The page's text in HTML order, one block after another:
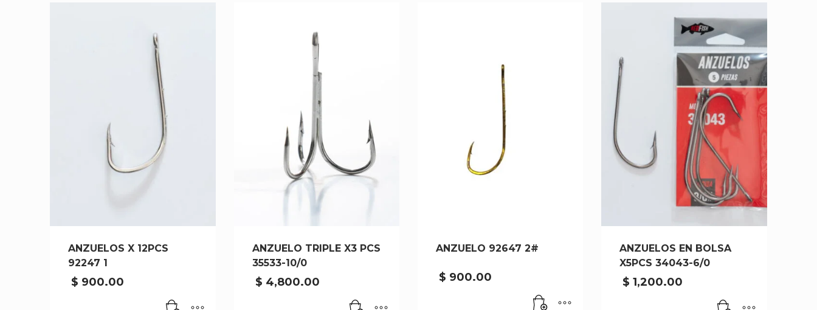
ANZUELOS X 12PCS
92247 1
$ 900.00
ANZUELO TRIPLE X3 PCS
35533-10/0
$ 4,800.00
ANZUELO 92647 2#
$ 900.00
ANZUELOS EN BOLSA
X5PCS 34043-6/0
$ 1,200.00